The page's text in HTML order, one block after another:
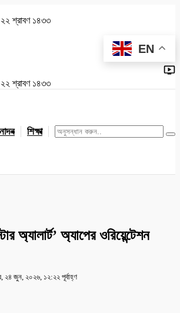
শ্রাবণ ১৪৩৩
EN
শ্রাবণ ১৪৩৩
শিক্ষা খেলাধুলা জাতীয় যশোর
অ্যালার্ট’ অ্যাপের ওরিয়েন্টেশন
২৪ জুন, ২০২৬, ১২:২২ পূর্বাহ্ণ